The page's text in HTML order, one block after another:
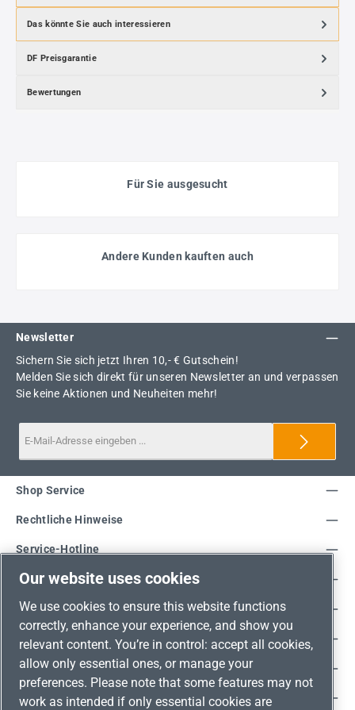
Das könnte Sie auch interessieren
DF Preisgarantie
Bewertungen
Für Sie ausgesucht
Andere Kunden kauften auch
Newsletter
Sichern Sie sich jetzt Ihren 10,- € Gutschein!
Melden Sie sich direkt für unseren Newsletter an und verpassen
Sie keine Aktionen und Neuheiten mehr!
Service-Hotline
Shop Service
Rechtliche Hinweise
Unsere Vorteile
Versandarten
Zahlungsarten
Adresse
Umweltschutz & Partnerschaft
Our website uses cookies
We use cookies to ensure this website functions
correctly, enhance your experience, and show you
relevant content. You’re in control: accept all cookies,
allow only essential ones, or manage your
preferences. Please note that some features may not
work as intended if only essential cookies are